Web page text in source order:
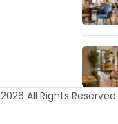
2026 All Rights Reserved.